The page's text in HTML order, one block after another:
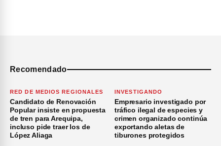
Recomendado
RED DE MEDIOS REGIONALES
Candidato de Renovación
Popular insiste en propuesta
de tren para Arequipa,
incluso pide traer los de
López Aliaga
INVESTIGANDO
Empresario investigado por
tráfico ilegal de especies y
crimen organizado continúa
exportando aletas de
tiburones protegidos